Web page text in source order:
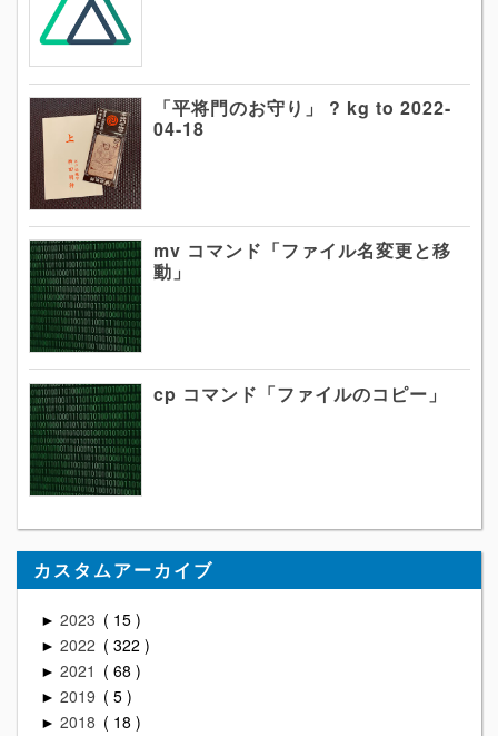
「平将門のお守り」 ? kg to 2022-
04-18
mv コマンド「ファイル名変更と移
動」
cp コマンド「ファイルのコピー」
カスタムアーカイブ
► 2023 15
► 2022 322
► 2021 68
► 2019 5
► 2018 18